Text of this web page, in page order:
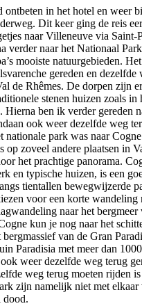
ontbeten in het hotel en weer
Dit keer ging de reis
naar Villeneuve via Saint-
verder naar het Nationaal
mooiste natuurgebieden.
gereden en dezelfde
de Rhêmes. De dorpen zijn
stenen huizen zoals in
Hierna ben ik verder gereden
ook weer dezelfde weg
nationale park was naar
op zoveel andere plaatsen in
het prachtige panorama.
en typische huizen, is een
tientallen bewegwijzerde
voor een korte wandeling
naar het
kun je nog naar het
van de Gran
Paradisia met meer dan
weer dezelfde weg terug
weg terug moeten rijden
zijn namelijk niet met elkaar
dood.